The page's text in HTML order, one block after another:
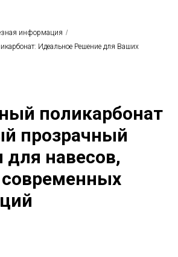
информация /
Идеальное Решение для Ваших
поликарбонат
прозрачный
для навесов,